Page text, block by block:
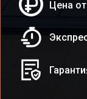
Цена от